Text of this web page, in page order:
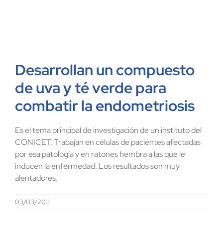
Desarrollan un compuesto
de uva y té verde para
combatir la endometriosis
Es el tema principal de investigación de un instituto del
CONICET. Trabajan en células de pacientes afectadas
por esa patología y en ratones hembra a las que le
inducen la enfermedad. Los resultados son muy
alentadores.
03/03/2011